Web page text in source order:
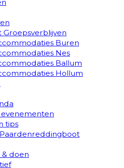
Groepsverblijven
Buren
Nes
Ballum
Hollum
tips
& doen